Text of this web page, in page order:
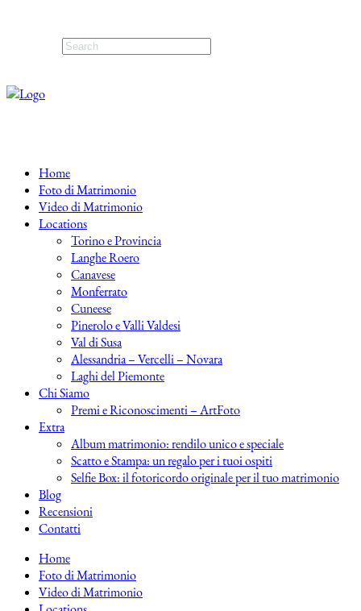
Home
Foto di Matrimonio
Video di Matrimonio
Locations
Torino e Provincia
Langhe Roero
Canavese
Monferrato
Cuneese
Pinerolo e Valli Valdesi
Val di Susa
Alessandria – Vercelli – Novara
Laghi del Piemonte
Chi Siamo
Premi e Riconoscimenti – ArtFoto
Extra
Album matrimonio: rendilo unico e speciale
Scatto e Stampa: un regalo per i tuoi ospiti
Selfie Box: il fotoricordo originale per il tuo matrimonio
Blog
Recensioni
Contatti
Home
Foto di Matrimonio
Video di Matrimonio